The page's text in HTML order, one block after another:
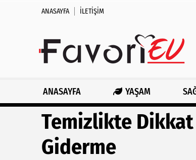
ANASAYFA İLETIŞIM
ANASAYFA YAŞAM
Temizlikte
Giderme